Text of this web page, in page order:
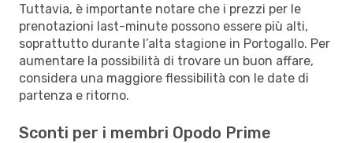
Tuttavia, è importante notare che i prezzi per le
prenotazioni last-minute possono essere più alti,
soprattutto durante l’alta stagione in Portogallo. Per
aumentare la possibilità di trovare un buon affare,
considera una maggiore flessibilità con le date di
partenza e ritorno.
Sconti per i membri Opodo Prime